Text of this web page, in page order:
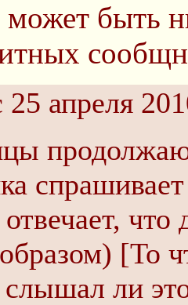
может быть
25 апреля
[То
ли